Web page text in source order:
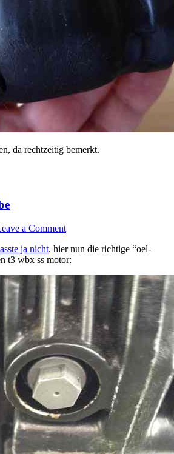
da rechtzeitig bemerkt.
a Commenton
richtige
schraube
ja nicht. hier nun die richtige “oel-
t3 wbx ss motor: